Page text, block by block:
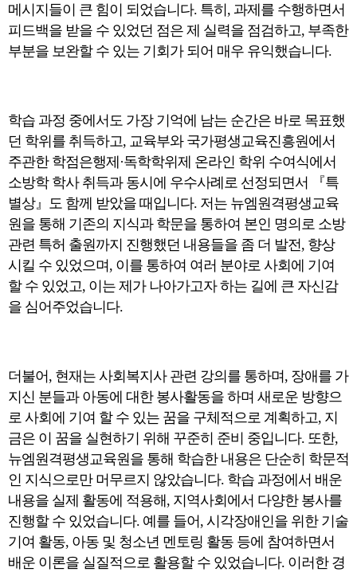
메시지들이 큰 힘이 되었습니다. 특히, 과제를 수행하면서
피드백을 받을 수 있었던 점은 제 실력을 점검하고, 부족한
부분을 보완할 수 있는 기회가 되어 매우 유익했습니다.
학습 과정 중에서도 가장 기억에 남는 순간은 바로 목표했
던 학위를 취득하고, 교육부와 국가평생교육진흥원에서
주관한 학점은행제·독학학위제 온라인 학위 수여식에서
소방학 학사 취득과 동시에 우수사례로 선정되면서 『특
별상』도 함께 받았을 때입니다. 저는 뉴엠원격평생교육
원을 통해 기존의 지식과 학문을 통하여 본인 명의로 소방
관련 특허 출원까지 진행했던 내용들을 좀 더 발전, 향상
시킬 수 있었으며, 이를 통하여 여러 분야로 사회에 기여
할 수 있었고, 이는 제가 나아가고자 하는 길에 큰 자신감
을 심어주었습니다.
더불어, 현재는 사회복지사 관련 강의를 통하며, 장애를 가
지신 분들과 아동에 대한 봉사활동을 하며 새로운 방향으
로 사회에 기여 할 수 있는 꿈을 구체적으로 계획하고, 지
금은 이 꿈을 실현하기 위해 꾸준히 준비 중입니다. 또한,
뉴엠원격평생교육원을 통해 학습한 내용은 단순히 학문적
인 지식으로만 머무르지 않았습니다. 학습 과정에서 배운
내용을 실제 활동에 적용해, 지역사회에서 다양한 봉사를
진행할 수 있었습니다. 예를 들어, 시각장애인을 위한 기술
기여 활동, 아동 및 청소년 멘토링 활동 등에 참여하면서
배운 이론을 실질적으로 활용할 수 있었습니다. 이러한 경